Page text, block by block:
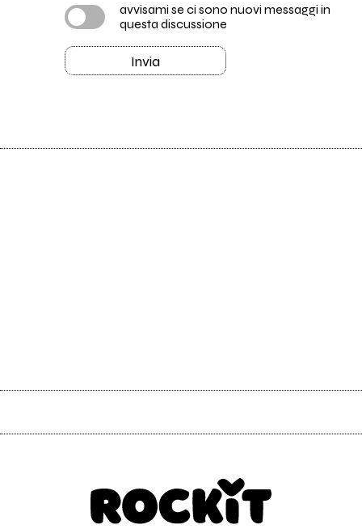
avvisami se ci sono nuovi messaggi in
questa discussione
Invia